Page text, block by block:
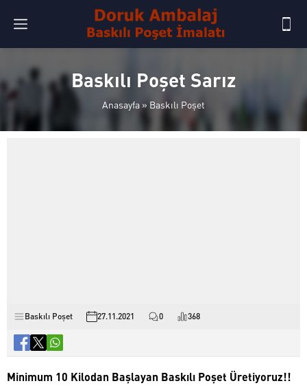
Baskılı Poşet Sarız
Anasayfa » Baskılı Poşet
Baskılı Poşet 27.11.2021 0 368
Minimum 10 Kilodan Başlayan Baskılı Poşet Üretiyoruz!!